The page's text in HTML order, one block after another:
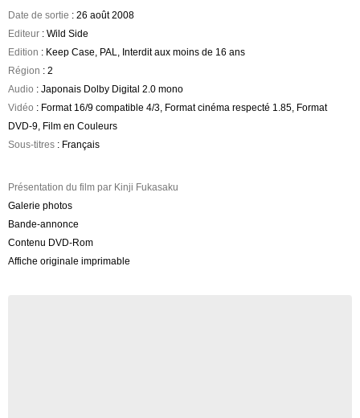
Date de sortie : 26 août 2008
Editeur : Wild Side
Edition : Keep Case, PAL, Interdit aux moins de 16 ans
Région : 2
Audio : Japonais Dolby Digital 2.0 mono
Vidéo : Format 16/9 compatible 4/3, Format cinéma respecté 1.85, Format
DVD-9, Film en Couleurs
Sous-titres : Français
Présentation du film par Kinji Fukasaku
Galerie photos
Bande-annonce
Contenu DVD-Rom
Affiche originale imprimable